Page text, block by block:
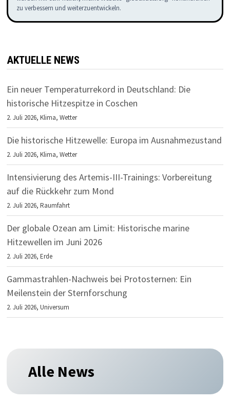
zu verbessern und weiterzuentwickeln.
AKTUELLE NEWS
Ein neuer Temperaturrekord in Deutschland: Die
historische Hitzespitze in Coschen
2. Juli 2026,Klima,Wetter
Die historische Hitzewelle: Europa im Ausnahmezustand
2. Juli 2026,Klima,Wetter
Intensivierung des Artemis-III-Trainings: Vorbereitung
auf die Rückkehr zum Mond
2. Juli 2026,Raumfahrt
Der globale Ozean am Limit: Historische marine
Hitzewellen im Juni 2026
2. Juli 2026,Erde
Gammastrahlen-Nachweis bei Protosternen: Ein
Meilenstein der Sternforschung
2. Juli 2026,Universum
Alle News